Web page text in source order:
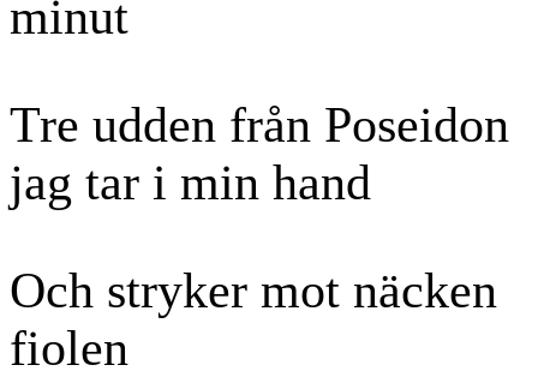
minut
Tre udden från Poseidon
jag tar i min hand
Och stryker mot näcken
fiolen